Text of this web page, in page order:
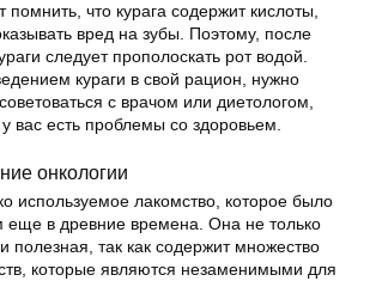
помнить, что курага содержит кислоты,
вред на зубы. Поэтому, после
следует прополоскать рот водой.
кураги в свой рацион, нужно
с врачом или диетологом,
вас есть проблемы со здоровьем.
онкологии
используемое лакомство, которое было
еще в древние времена. Она не только
полезная, так как содержит множество
которые являются незаменимыми для